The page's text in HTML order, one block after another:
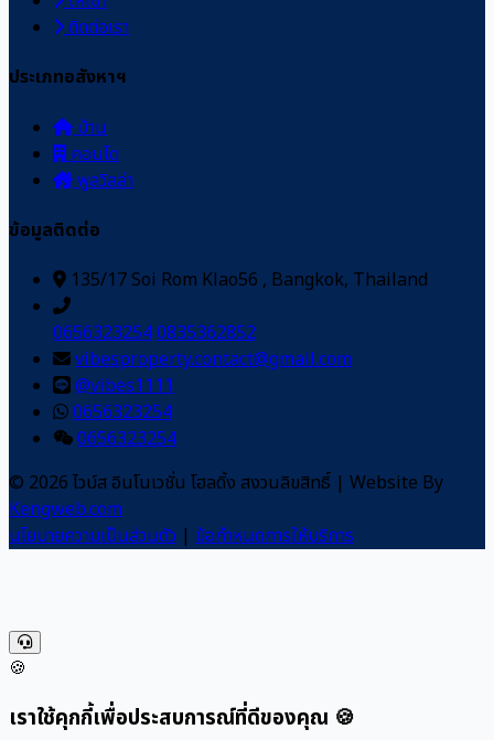
ติดต่อเรา
ประเภทอสังหาฯ
บ้าน
คอนโด
พูลวิลล่า
ข้อมูลติดต่อ
135/17 Soi Rom Klao56 , Bangkok, Thailand
06563232540835362852
vibesproperty.contact@gmail.com
@vibes1111
0656323254
0656323254
© 2026 ไวบ์ส อินโนเวชั่น โฮลดิ้ง สงวนลิขสิทธิ์ | Website By
Kengweb.com
นโยบายความเป็นส่วนตัว | ข้อกำหนดการให้บริการ
🍪
เราใช้คุกกี้เพื่อประสบการณ์ที่ดีของคุณ 🍪